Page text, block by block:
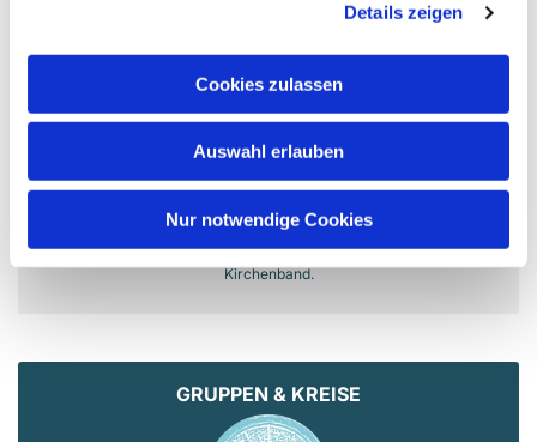
Details zeigen
Cookies zulassen
Auswahl erlauben
Nur notwendige Cookies
MUSIK
Kirchenchor, Kinderchor, Streichorchester und
Kirchenband.
GRUPPEN & KREISE